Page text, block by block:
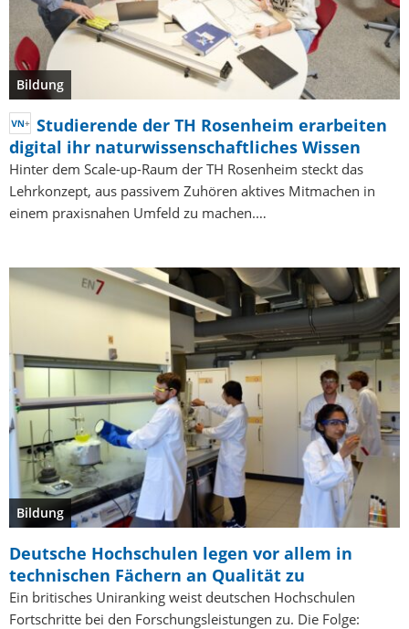
Bildung
Studierende der TH Rosenheim erarbeiten
digital ihr naturwissenschaftliches Wissen
Hinter dem Scale-up-Raum der TH Rosenheim steckt das
Lehrkonzept, aus passivem Zuhören aktives Mitmachen in
einem praxisnahen Umfeld zu machen.…
Bildung
Deutsche Hochschulen legen vor allem in
technischen Fächern an Qualität zu
Ein britisches Uniranking weist deutschen Hochschulen
Fortschritte bei den Forschungsleistungen zu. Die Folge: